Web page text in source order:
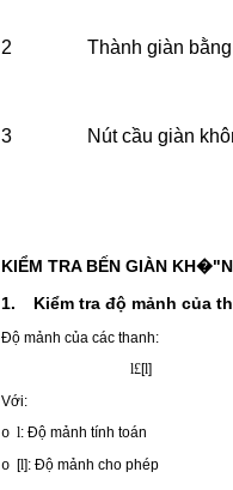
2 Thành giàn
3 Nút cầu giàn
KIỂM TRA BẾN GIÀN
1.
Kiểm tra độ mảnh của
Độ mảnh của các thanh:
l£[l]
Với:
o l: Độ mảnh tính toán
o [l]: Độ mảnh cho phép